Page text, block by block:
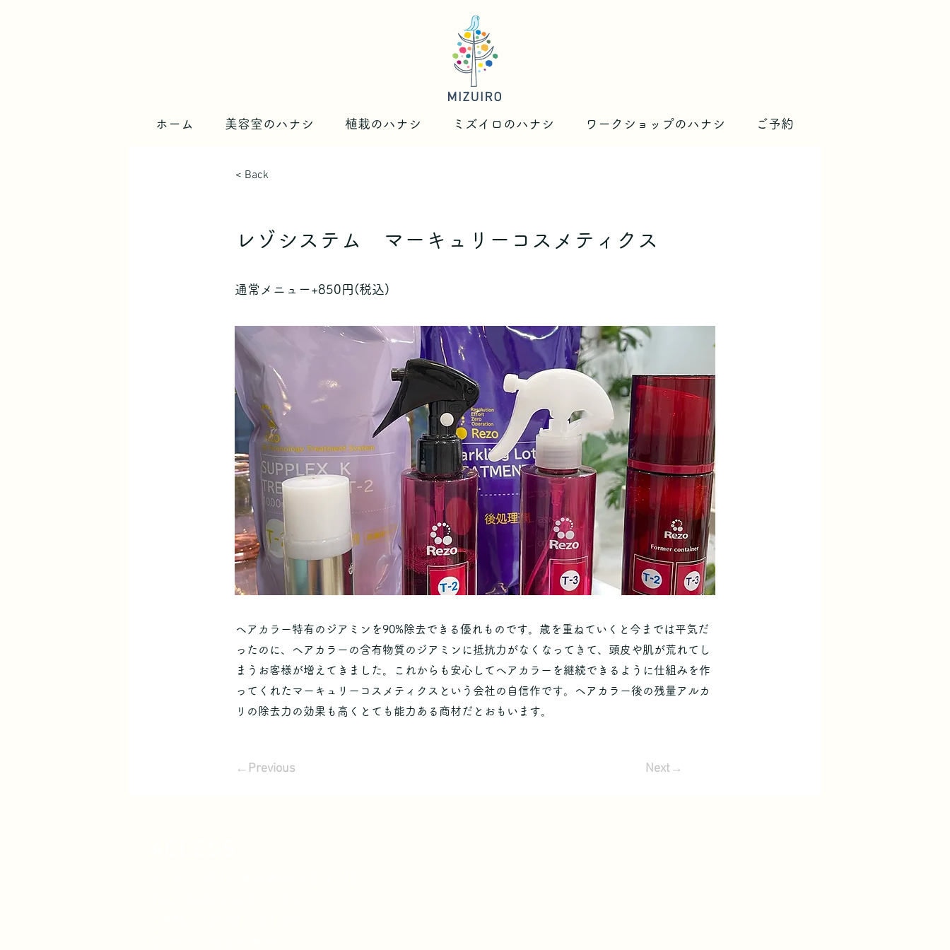
ホーム 美容室のハナシ 植栽のハナシ ミズイロのハナシ ワークショップのハナシ ご予約
< Back
レゾシステム マーキュリーコスメティクス
通常メニュー+850円(税込)
ヘアカラー特有のジアミンを90%除去できる優れものです。歳を重ねていくと今までは平気だ
ったのに、ヘアカラーの含有物質のジアミンに抵抗力がなくなってきて、頭皮や肌が荒れてし
まうお客様が増えてきました。これからも安心してヘアカラーを継続できるように仕組みを作
ってくれたマーキュリーコスメティクスという会社の自信作です。ヘアカラー後の残量アルカ
リの除去力の効果も高くとても能力ある商材だとおもいます。
←Previous Next→